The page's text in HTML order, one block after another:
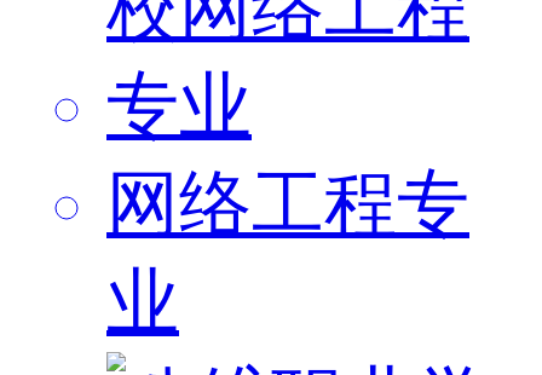
网络工程专
业